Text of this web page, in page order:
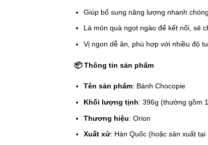
Giúp bổ sung năng lượng nhanh
Là món quà ngọt ngào để kết nối, sẻ
Vị ngon dễ ăn, phù hợp với nhiều độ
📦Thông tin sản phẩm
Tên sản phẩm: Bánh Chocopie
Khối lượng tịnh: 396g (thường gồm
Thương hiệu: Orion
Xuất xứ: Hàn Quốc (hoặc sản xuất